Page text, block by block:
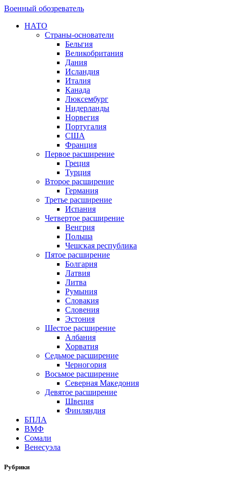
Военный обозреватель
НАТО
Страны-основатели
Бельгия
Великобритания
Дания
Исландия
Италия
Канада
Люксембург
Нидерланды
Норвегия
Португалия
США
Франция
Первое расширение
Греция
Турция
Второе расширение
Германия
Третье расширение
Испания
Четвертое расширение
Венгрия
Польша
Чешская республика
Пятое расширение
Болгария
Латвия
Литва
Румыния
Словакия
Словения
Эстония
Шестое расширение
Албания
Хорватия
Седьмое расширение
Черногория
Восьмое расширение
Северная Македония
Девятое расширение
Швеция
Финляндия
БПЛА
ВМФ
Сомали
Венесуэла
Рубрики